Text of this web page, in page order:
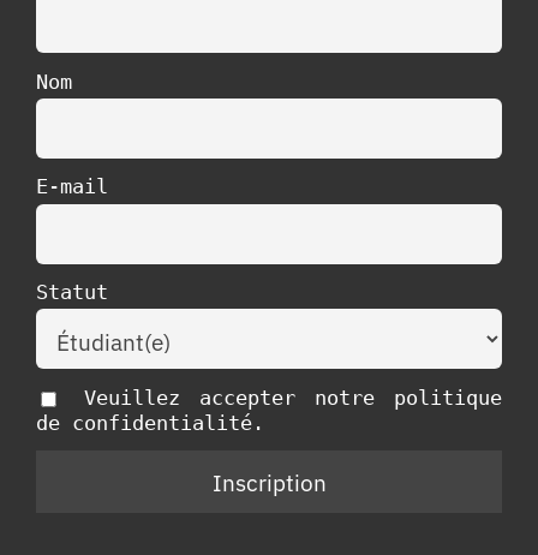
Nom
E-mail
Statut
Veuillez accepter notre politique
de confidentialité.